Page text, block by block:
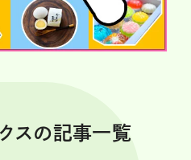
スの記事一覧